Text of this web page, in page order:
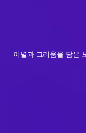
이별과 그리움을 담은